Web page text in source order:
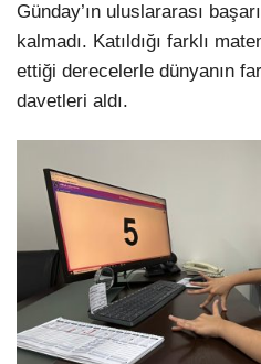
Günday’ın uluslararası
kalmadı. Katıldığı farklı
ettiği derecelerle dünyanın
davetleri aldı.